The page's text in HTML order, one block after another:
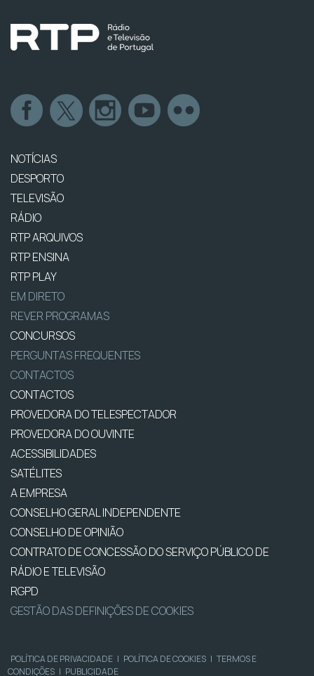
NOTÍCIAS
DESPORTO
TELEVISÃO
RÁDIO
RTP ARQUIVOS
RTP ENSINA
RTP PLAY
EM DIRETO
REVER PROGRAMAS
CONCURSOS
PERGUNTAS FREQUENTES
CONTACTOS
CONTACTOS
PROVEDORA DO TELESPECTADOR
PROVEDORA DO OUVINTE
ACESSIBILIDADES
SATÉLITES
A EMPRESA
CONSELHO GERAL INDEPENDENTE
CONSELHO DE OPINIÃO
CONTRATO DE CONCESSÃO DO SERVIÇO PÚBLICO DE
RÁDIO E TELEVISÃO
RGPD
GESTÃO DAS DEFINIÇÕES DE COOKIES
POLÍTICA DE PRIVACIDADE | POLÍTICA DE COOKIES | TERMOS E
CONDIÇÕES | PUBLICIDADE